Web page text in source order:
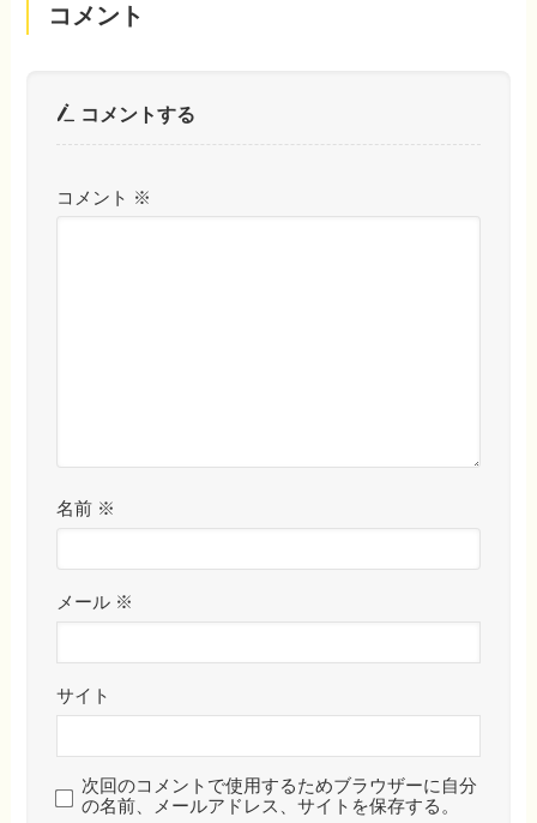
コメント
コメントする
コメント ※
名前 ※
メール ※
サイト
次回のコメントで使用するためブラウザーに自分
の名前、メールアドレス、サイトを保存する。